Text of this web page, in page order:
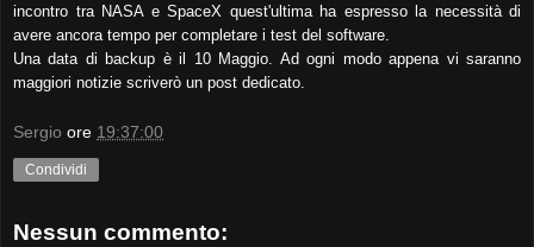
incontro tra NASA e SpaceX quest'ultima ha espresso la necessità di
avere ancora tempo per completare i test del software.
Una data di backup è il 10 Maggio. Ad ogni modo appena vi saranno
maggiori notizie scriverò un post dedicato.
Sergio ore 19:37:00
Condividi
Nessun commento: